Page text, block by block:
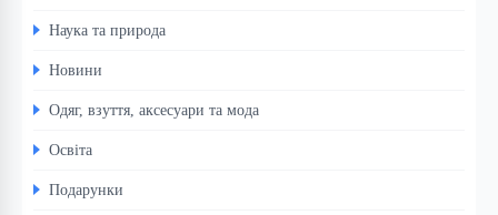
Наука та природа
Новини
Одяг, взуття, аксесуари та мода
Освіта
Подарунки